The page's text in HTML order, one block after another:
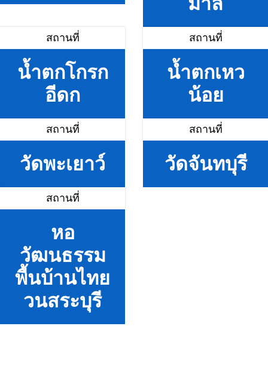
สถานที่
น้ำตกโกรก
อีดก
สถานที่
น้ำตกเหว
น้อย
สถานที่
วัดพะเยาว์
สถานที่
วัดจันทบุรี
สถานที่
หอ
วัฒนธรรม
พื้นบ้านไทย
วนสระบุรี